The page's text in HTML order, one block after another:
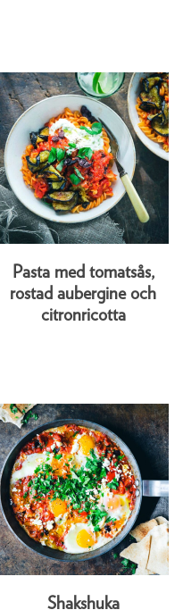
Pasta med tomatsås,
rostad aubergine och
citronricotta
Shakshuka